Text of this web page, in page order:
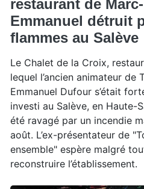
restaurant de Marc-
Emmanuel détruit
flammes au Salève
Le Chalet de la Croix,
lequel l’ancien animateur de
Emmanuel Dufour s’était
investi au Salève, en Haute-
été ravagé par un incendie
août. L’ex-présentateur de
ensemble" espère malgré
reconstruire l’établissement.